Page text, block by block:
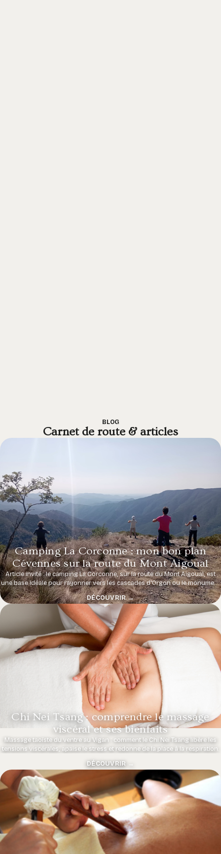
BLOG
Carnet de route & articles
Camping La Corconne : mon bon plan
Cévennes sur la route du Mont Aigoual
Article invité : le camping La Corconne, sur la route du Mont Aigoual, est
une base idéale pour rayonner vers les cascades d'Orgon ou le monument
André Chamson — et y retrouver parfois Magali pour un massage.
DÉCOUVRIR →
Chi Nei Tsang : comprendre le massage
viscéral et ses bienfaits
Massage taoïste du ventre au Vigan : comment le Chi Nei Tsang libère les
tensions viscérales, apaise le stress et redonne de la place à la respiration.
DÉCOUVRIR →